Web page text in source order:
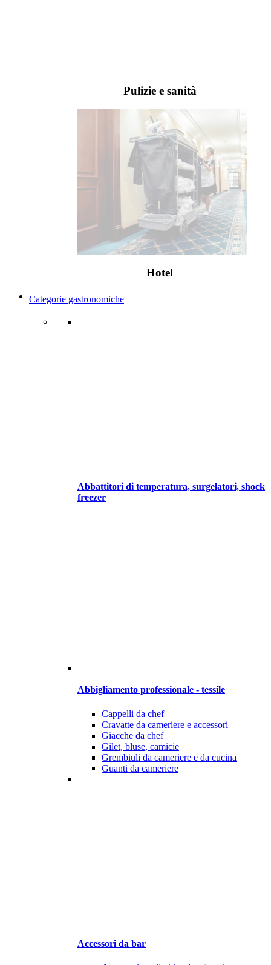
Pulizie e sanità
Hotel
Categorie gastronomiche
Abbattitori di temperatura, surgelatori, shock
freezer
Abbigliamento professionale - tessile
Cappelli da chef
Cravatte da cameriere e accessori
Giacche da chef
Gilet, bluse, camicie
Grembiuli da cameriere e da cucina
Guanti da cameriere
Accessori da bar